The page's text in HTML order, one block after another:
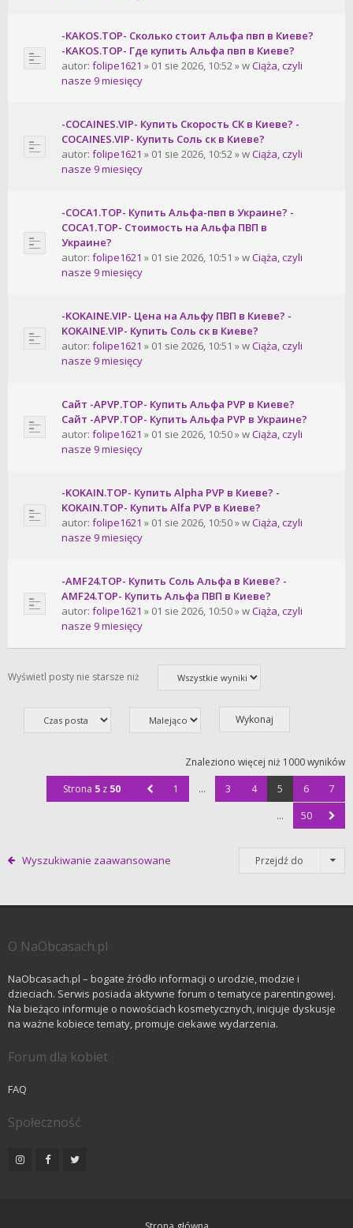
-KAKOS.TOP- Сколько стоит Альфа пвп в Киеве?
-KAKOS.TOP- Где купить Альфа пвп в Киеве?
autor: folipe1621 » 01 sie 2026, 10:52 » wCiąża, czyli
nasze 9 miesięcy
-COCAINES.VIP- Купить Скорость СК в Киеве? -
COCAINES.VIP- Купить Соль ск в Киеве?
autor: folipe1621 » 01 sie 2026, 10:52 » wCiąża, czyli
nasze 9 miesięcy
-COCA1.TOP- Купить Альфа-пвп в Украине? -
COCA1.TOP- Стоимость на Альфа ПВП в
Украине?
autor: folipe1621 » 01 sie 2026, 10:51 » wCiąża, czyli
nasze 9 miesięcy
-KOKAINE.VIP- Цена на Альфу ПВП в Киеве? -
KOKAINE.VIP- Купить Соль ск в Киеве?
autor: folipe1621 » 01 sie 2026, 10:51 » wCiąża, czyli
nasze 9 miesięcy
Сайт -APVP.TOP- Купить Альфа PVP в Киеве?
Сайт -APVP.TOP- Купить Альфа PVP в Украине?
autor: folipe1621 » 01 sie 2026, 10:50 » wCiąża, czyli
nasze 9 miesięcy
-KOKAIN.TOP- Купить Alpha PVP в Киеве? -
KOKAIN.TOP- Купить Alfa PVP в Киеве?
autor: folipe1621 » 01 sie 2026, 10:50 » wCiąża, czyli
nasze 9 miesięcy
-AMF24.TOP- Купить Соль Альфа в Киеве? -
AMF24.TOP- Купить Альфа ПВП в Киеве?
autor: folipe1621 » 01 sie 2026, 10:50 » wCiąża, czyli
nasze 9 miesięcy
Wyświetl posty nie starsze niż
Znaleziono więcej niż 1000 wyników
Strona 5 z 50 1 … 3 4 5 6 7
… 50
Wyszukiwanie zaawansowane Przejdź do
O NaObcasach.pl
NaObcasach.pl – bogate źródło informacji o urodzie, modzie i
dzieciach. Serwis posiada aktywne forum o tematyce parentingowej.
Na bieżąco informuje o nowościach kosmetycznych, inicjuje dyskusje
na ważne kobiece tematy, promuje ciekawe wydarzenia.
Forum dla kobiet
FAQ
Społeczność